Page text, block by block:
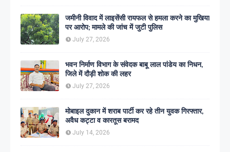
जमीनी विवाद में लाइसेंसी रायफल से हमला करने का मुखिया
पर आरोप; मामले की जांच में जुटी पुलिस
July 27, 2026
भवन निर्माण विभाग के संवेदक बाबू लाल पांडेय का निधन,
जिले में दौड़ी शोक की लहर
July 27, 2026
मोबाइल दुकान में शराब पार्टी कर रहे तीन युवक गिरफ्तार,
अवैध कट्टा व कारतूस बरामद
July 14, 2026